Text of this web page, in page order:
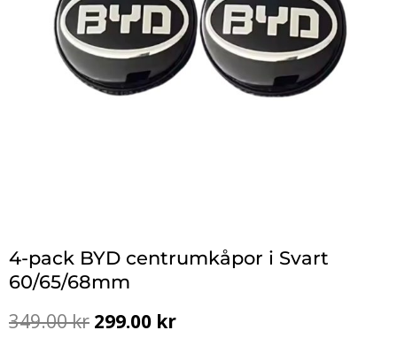
4-pack BYD centrumkåpor i Svart
60/65/68mm
349.00kr Det
299.00 krDet